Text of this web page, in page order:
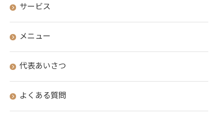
サービス
メニュー
代表あいさつ
よくある質問